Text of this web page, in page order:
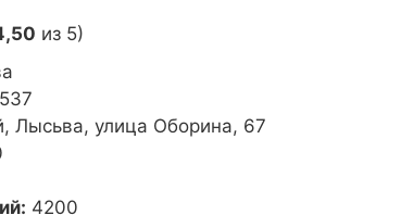
из 5)
Лысьва, улица Оборина, 67
4200